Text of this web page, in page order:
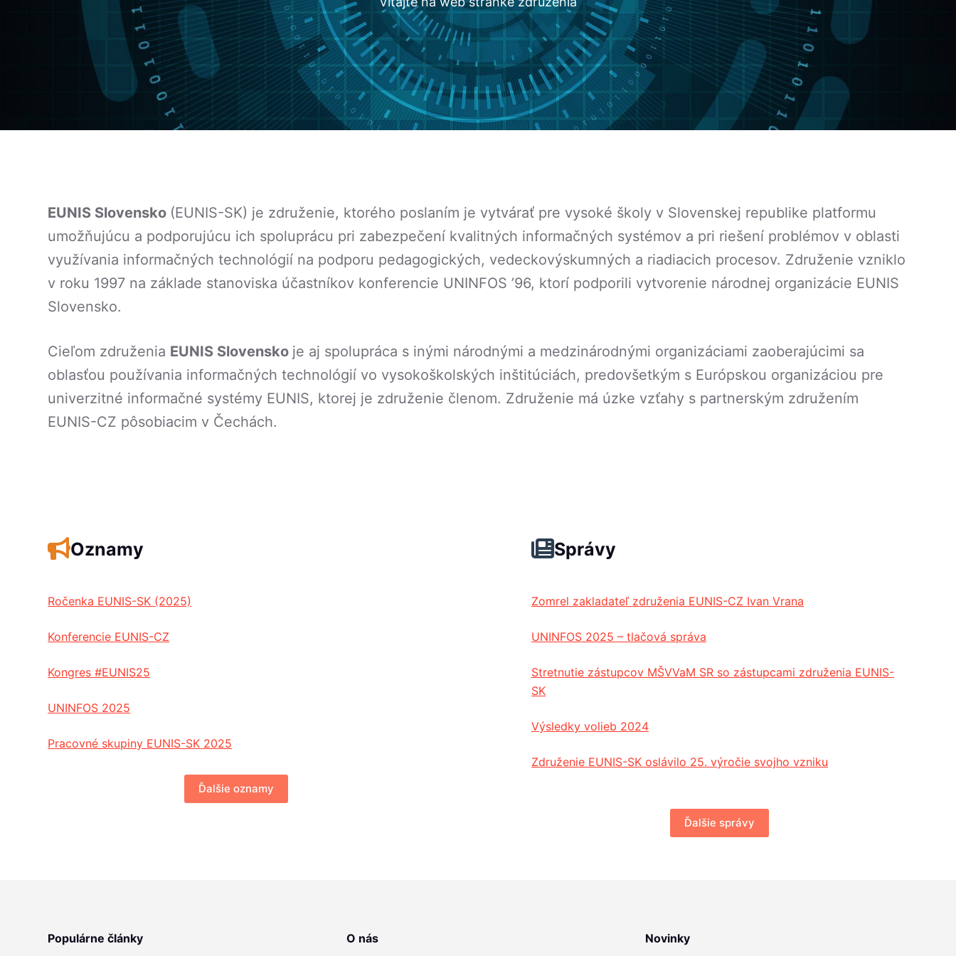
EUNIS Slovensko (EUNIS-SK) je združenie, ktorého poslaním je vytvárať pre vysoké školy v Slovenskej republike platformu
umožňujúcu a podporujúcu ich spoluprácu pri zabezpečení kvalitných informačných systémov a pri riešení problémov v oblasti
využívania informačných technológií na podporu pedagogických, vedeckovýskumných a riadiacich procesov. Združenie vzniklo
v roku 1997 na základe stanoviska účastníkov konferencie UNINFOS ’96, ktorí podporili vytvorenie národnej organizácie EUNIS
Slovensko.
Cieľom združenia EUNIS Slovensko je aj spolupráca s inými národnými a medzinárodnými organizáciami zaoberajúcimi sa
oblasťou používania informačných technológií vo vysokoškolských inštitúciách, predovšetkým s Európskou organizáciou pre
univerzitné informačné systémy EUNIS, ktorej je združenie členom. Združenie má úzke vzťahy s partnerským združením
EUNIS-CZ pôsobiacim v Čechách.
Oznamy
Ročenka EUNIS-SK (2025)
Konferencie EUNIS-CZ
Kongres #EUNIS25
UNINFOS 2025
Pracovné skupiny EUNIS-SK 2025
Ďalšie oznamy
Správy
Zomrel zakladateľ združenia EUNIS-CZ Ivan Vrana
UNINFOS 2025 – tlačová správa
Stretnutie zástupcov MŠVVaM SR so zástupcami združenia EUNIS-
SK
Výsledky volieb 2024
Združenie EUNIS-SK oslávilo 25. výročie svojho vzniku
Ďalšie správy
Populárne články O nás Novinky